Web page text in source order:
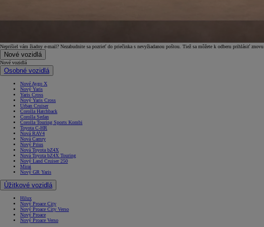
vr. zvýhodnenia
a bonusu za výkup
Nový Yaris Cross
HYBRID
Neprišiel vám žiadny e-mail? Nezabudnite sa pozrieť do priečinka s nevyžiadanou poštou. Tiež sa môžete k odberu prihlásiť znovu
Nové vozidlá
Nové vozidlá
Osobné vozidlá
Nové Aygo X
Nový Yaris
Yaris Cross
Nový Yaris Cross
Urban Cruiser
Corolla Hatchback
Corolla Sedan
Corolla Touring Sports Kombi
Toyota C-HR
Nová RAV4
Nová Camry
Nový Prius
Nová Toyota bZ4X
Nová Toyota bZ4X Touring
Nový Land Cruiser 250
Mirai
Nový GR Yaris
Úžitkové vozidlá
Hilux
Nový Proace City
Nový Proace City Verso
Nový Proace
Nový Proace Verso